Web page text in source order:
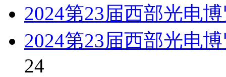
2024第23届西部光电
2024第23届西部光电
24